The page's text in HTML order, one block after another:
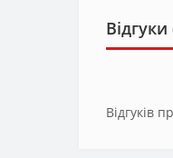
Відгуки
Відгуків